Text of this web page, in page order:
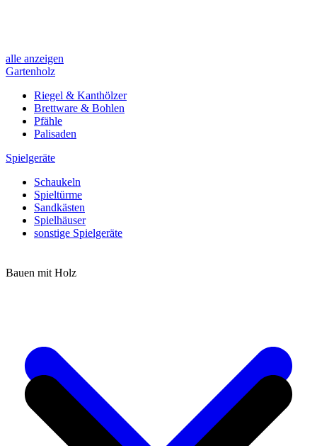
alle anzeigen
Gartenholz
Riegel & Kanthölzer
Brettware & Bohlen
Pfähle
Palisaden
Spielgeräte
Schaukeln
Spieltürme
Sandkästen
Spielhäuser
sonstige Spielgeräte
Bauen mit Holz